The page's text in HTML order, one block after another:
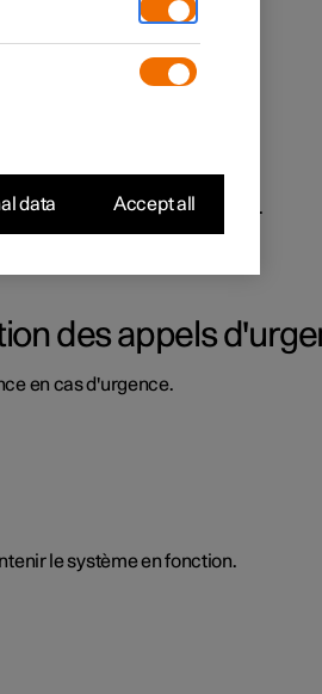
ou d'accident par exemple.
des appels
en cas d'urgence.
le système en fonction.
data Accept all